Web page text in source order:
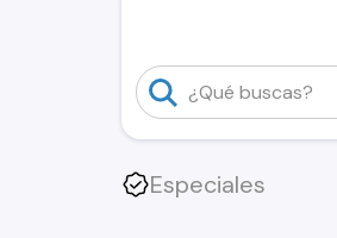
Especiales